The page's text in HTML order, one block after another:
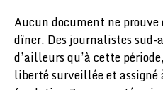
Aucun document ne prouve
dîner. Des journalistes
d’ailleurs qu’à cette
liberté surveillée et assigné